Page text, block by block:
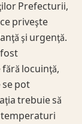
Prefecturii,
priveşte
şi urgenţă.
locuinţă,
pot
trebuie să
temperaturi